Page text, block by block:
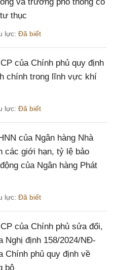
thục
lực: Đã biết
của Chính phủ quy định
chính trong lĩnh vực khí
lực: Đã biết
của Ngân hàng Nhà
các giới hạn, tỷ lệ bảo
của Ngân hàng Phát
lực: Đã biết
của Chính phủ sửa đổi,
Nghị định 158/2024/NĐ-
Chính phủ quy định về
bộ